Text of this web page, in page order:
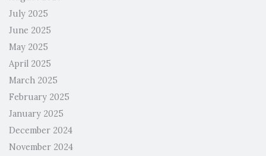
July 2025
June 2025
May 2025
April 2025
March 2025
February 2025
January 2025
December 2024
November 2024